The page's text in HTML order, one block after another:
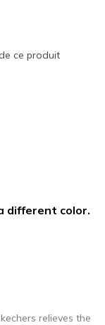
ce produit
different color.
relieves the